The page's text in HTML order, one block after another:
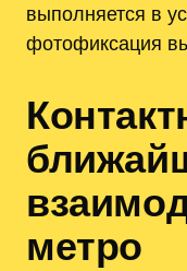
выполняется в
фотофиксация
метро